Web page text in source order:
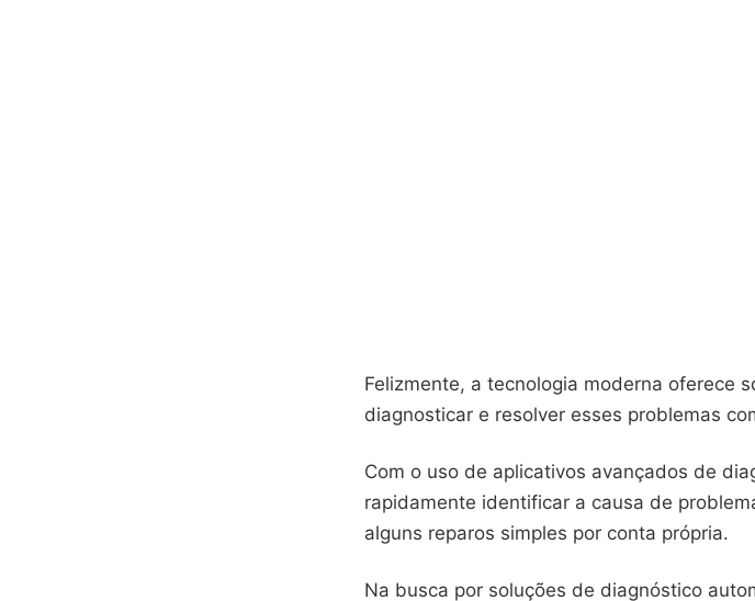
Felizmente, a tecnologia moderna oferece
diagnosticar e resolver esses problemas
Com o uso de aplicativos avançados de
rapidamente identificar a causa de
alguns reparos simples por conta própria.
Na busca por soluções de diagnóstico